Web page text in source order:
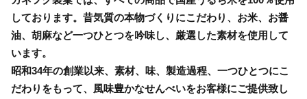
しております。昔気質の本物づくりにこだわり、お米、お醤
油、胡麻など一つひとつを吟味し、厳選した素材を使用して
います。
昭和34年の創業以来、素材、味、製造過程、一つひとつにこ
だわりをもって、風味豊かなせんべいをお客様にご提供致し